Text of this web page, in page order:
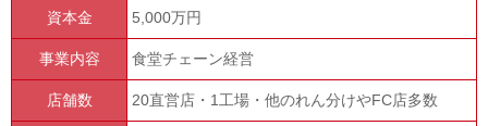
資本金 5,000万円
事業内容 食堂チェーン経営
店舗数 20直営店・1工場・他のれん分けやFC店多数